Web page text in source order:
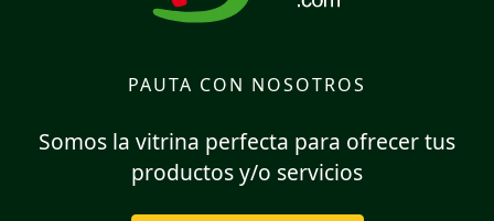
PAUTA CON NOSOTROS
Somos la vitrina perfecta para ofrecer tus
productos y/o servicios